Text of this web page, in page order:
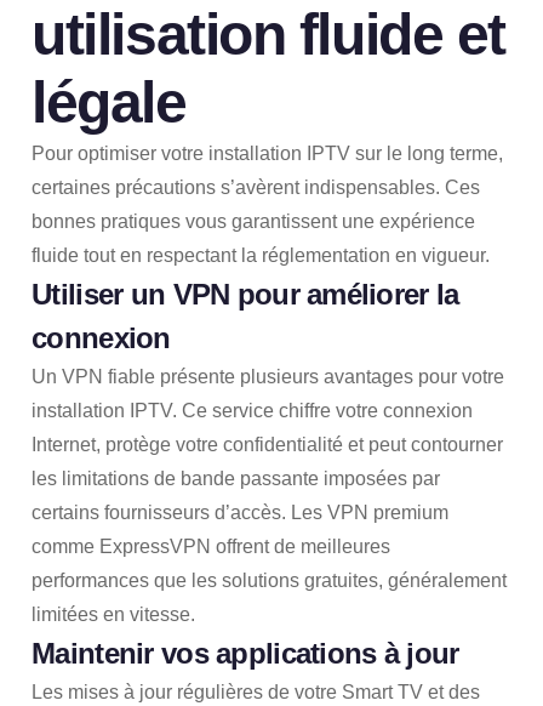
utilisation fluide et
légale
Pour optimiser votre installation IPTV sur le long terme,
certaines précautions s’avèrent indispensables. Ces
bonnes pratiques vous garantissent une expérience
fluide tout en respectant la réglementation en vigueur.
Utiliser un VPN pour améliorer la
connexion
Un VPN fiable présente plusieurs avantages pour votre
installation IPTV. Ce service chiffre votre connexion
Internet, protège votre confidentialité et peut contourner
les limitations de bande passante imposées par
certains fournisseurs d’accès. Les VPN premium
comme ExpressVPN offrent de meilleures
performances que les solutions gratuites, généralement
limitées en vitesse.
Maintenir vos applications à jour
Les mises à jour régulières de votre Smart TV et des